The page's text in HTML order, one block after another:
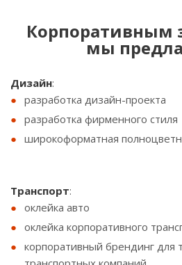
Корпоративным
мы
Дизайн:
разработка дизайн-проекта
разработка фирменного стиля
широкоформатная
Транспорт:
оклейка авто
оклейка корпоративного
корпоративный брендинг для